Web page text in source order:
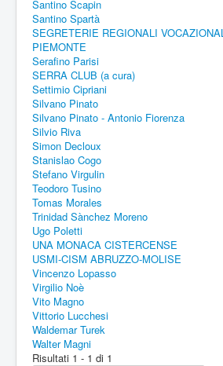
Santino Scapin
Santino Spartà
SEGRETERIE REGIONALI
PIEMONTE
Serafino Parisi
SERRA CLUB (a cura)
Settimio Cipriani
Silvano Pinato
Silvano Pinato - Antonio Fiorenza
Silvio Riva
Simon Decloux
Stanislao Cogo
Stefano Virgulin
Teodoro Tusino
Tomas Morales
Trinidad Sànchez Moreno
Ugo Poletti
UNA MONACA CISTERCENSE
USMI-CISM ABRUZZO-MOLISE
Vincenzo Lopasso
Virgilio Noè
Vito Magno
Vittorio Lucchesi
Waldemar Turek
Walter Magni
Risultati 1 - 1 di 1